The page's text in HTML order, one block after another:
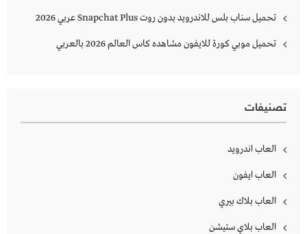
تحميل سناب بلس للاندرويد بدون روت Snapchat Plus‏ عربي 2026
تحميل موبي كورة للايفون مشاهده كاس العالم 2026 بالعربي
تصنيفات
العاب اندرويد
العاب ايفون
العاب بلاك بيري
العاب بلاي ستيشن